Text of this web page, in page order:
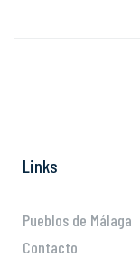
Links
Pueblos de Málaga
Contacto